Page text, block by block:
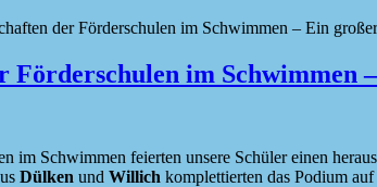
der Förderschulen im Schwimmen – Ein
Förderschulen im
im Schwimmen feierten unsere Schüler einen
Dülken und Willich komplettierten das Podium auf